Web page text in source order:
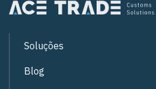
Soluções
Blog